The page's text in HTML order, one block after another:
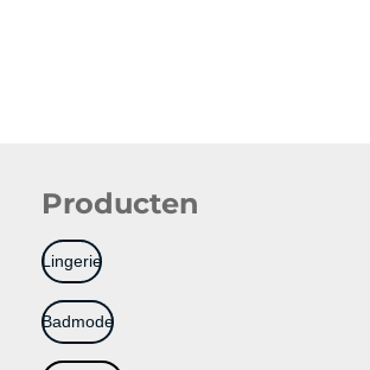
Producten
Lingerie
Badmode